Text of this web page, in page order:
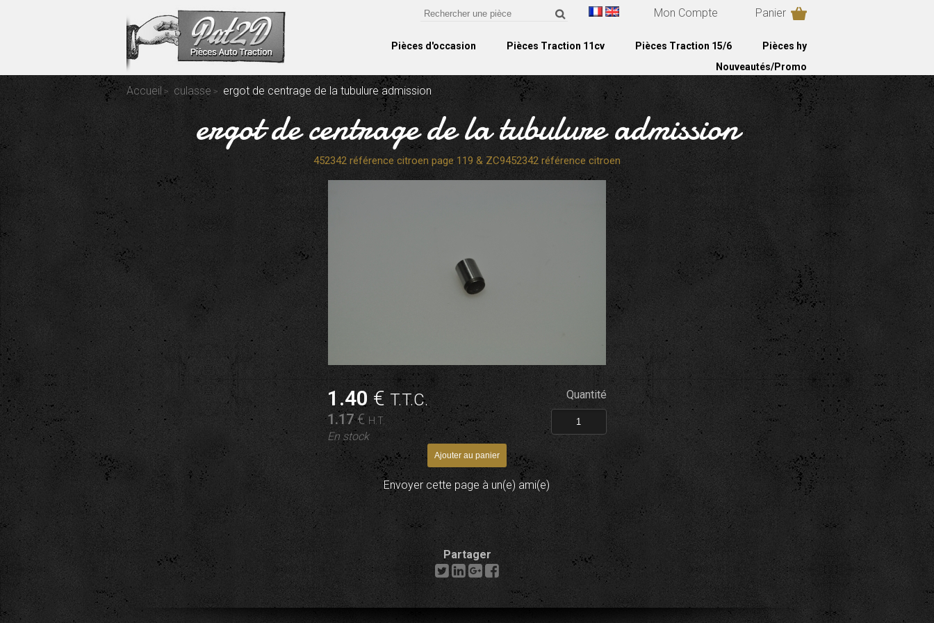
Mon Compte Panier
Pièces d'occasion Pièces Traction 11cv Pièces Traction 15/6
Pièces hy
Nouveautés/Promo
Accueil culasse ergot de centrage de la tubulure admission
ergot de centrage de la tubulure admission
452342 référence citroen page 119 & ZC9452342 référence citroen
1 .40€T.T.C.
1.17€ H.T.
En stock
Quantité
Envoyer cette page à un(e) ami(e)
Partager